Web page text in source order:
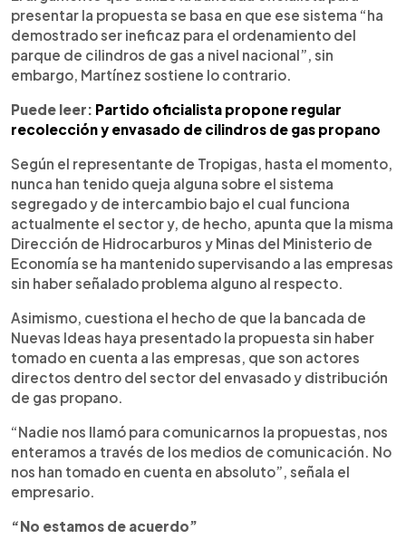
presentar la propuesta se basa en que ese sistema “ha
demostrado ser ineficaz para el ordenamiento del
parque de cilindros de gas a nivel nacional”, sin
embargo, Martínez sostiene lo contrario.
Puede leer: Partido oficialista propone regular
recolección y envasado de cilindros de gas propano
Según el representante de Tropigas, hasta el momento,
nunca han tenido queja alguna sobre el sistema
segregado y de intercambio bajo el cual funciona
actualmente el sector y, de hecho, apunta que la misma
Dirección de Hidrocarburos y Minas del Ministerio de
Economía se ha mantenido supervisando a las empresas
sin haber señalado problema alguno al respecto.
Asimismo, cuestiona el hecho de que la bancada de
Nuevas Ideas haya presentado la propuesta sin haber
tomado en cuenta a las empresas, que son actores
directos dentro del sector del envasado y distribución
de gas propano.
“Nadie nos llamó para comunicarnos la propuestas, nos
enteramos a través de los medios de comunicación. No
nos han tomado en cuenta en absoluto”, señala el
empresario.
“No estamos de acuerdo”